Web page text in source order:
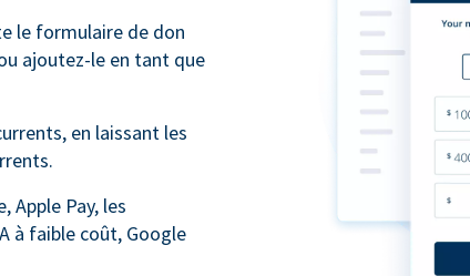
le formulaire de don
ajoutez-le en tant que
en laissant les
Apple Pay, les
à faible coût, Google